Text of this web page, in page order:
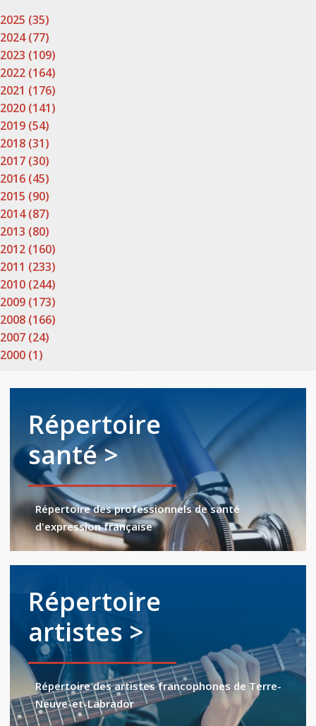
2025 (35)
2024 (77)
2023 (109)
2022 (164)
2021 (176)
2020 (141)
2019 (54)
2018 (31)
2017 (30)
2016 (45)
2015 (90)
2014 (87)
2013 (80)
2012 (160)
2011 (233)
2010 (244)
2009 (173)
2008 (166)
2007 (24)
2000 (1)
Répertoire
santé >
Répertoire des professionnels de santé
d'expression française
Répertoire
artistes >
Répertoire des artistes francophones de Terre-
Neuve-et-Labrador